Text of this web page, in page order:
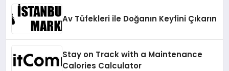
Av Tüfekleri ile Doğanın Keyfini Çıkarın
Stay on Track with a Maintenance
Calories Calculator